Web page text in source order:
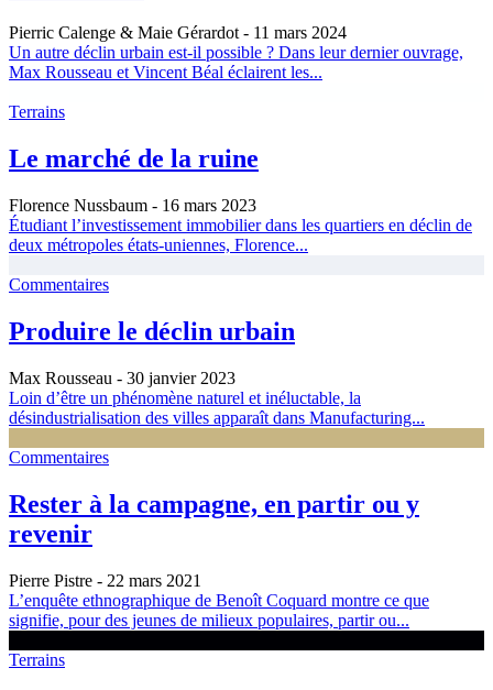
Pierric Calenge & Maie Gérardot- 11 mars 2024
Un autre déclin urbain est-il possible ? Dans leur dernier ouvrage,
Max Rousseau et Vincent Béal éclairent les...
Terrains
Le marché de la ruine
Florence Nussbaum - 16 mars 2023
Étudiant l’investissement immobilier dans les quartiers en déclin de
deux métropoles états-uniennes, Florence...
Commentaires
Produire le déclin urbain
Max Rousseau - 30 janvier 2023
Loin d’être un phénomène naturel et inéluctable, la
désindustrialisation des villes apparaît dans Manufacturing...
Commentaires
Rester à la campagne, en partir ou y
revenir
Pierre Pistre - 22 mars 2021
L’enquête ethnographique de Benoît Coquard montre ce que
signifie, pour des jeunes de milieux populaires, partir ou...
Terrains